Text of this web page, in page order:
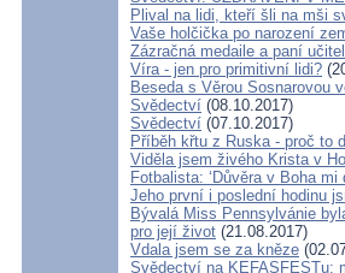
Plival na lidi, kteří šli na mši
Vaše holčička po narození
Zázračná medaile a paní
Víra - jen pro primitivní lidi?
Beseda s Věrou Sosnarovou
Svědectví (08.10.2017)
Svědectví (07.10.2017)
Příběh křtu z Ruska - proč to
Viděla jsem živého Krista v
Fotbalista: ‘Důvěra v Boha mi
Jeho první i poslední hodinu
Bývalá Miss Pennsylvánie
pro její život (21.08.2017)
Vdala jsem se za kněze
Svědectví na KEFASFESTu: